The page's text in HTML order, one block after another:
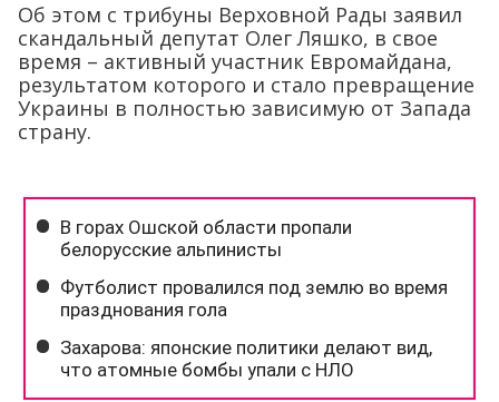
Об этом с трибуны Верховной Рады заявил
скандальный депутат Олег Ляшко, в свое
время – активный участник Евромайдана,
результатом которого и стало превращение
Украины в полностью зависимую от Запада
страну.